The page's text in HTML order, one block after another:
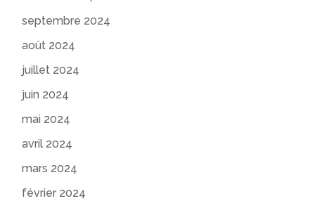
septembre 2024
août 2024
juillet 2024
juin 2024
mai 2024
avril 2024
mars 2024
février 2024